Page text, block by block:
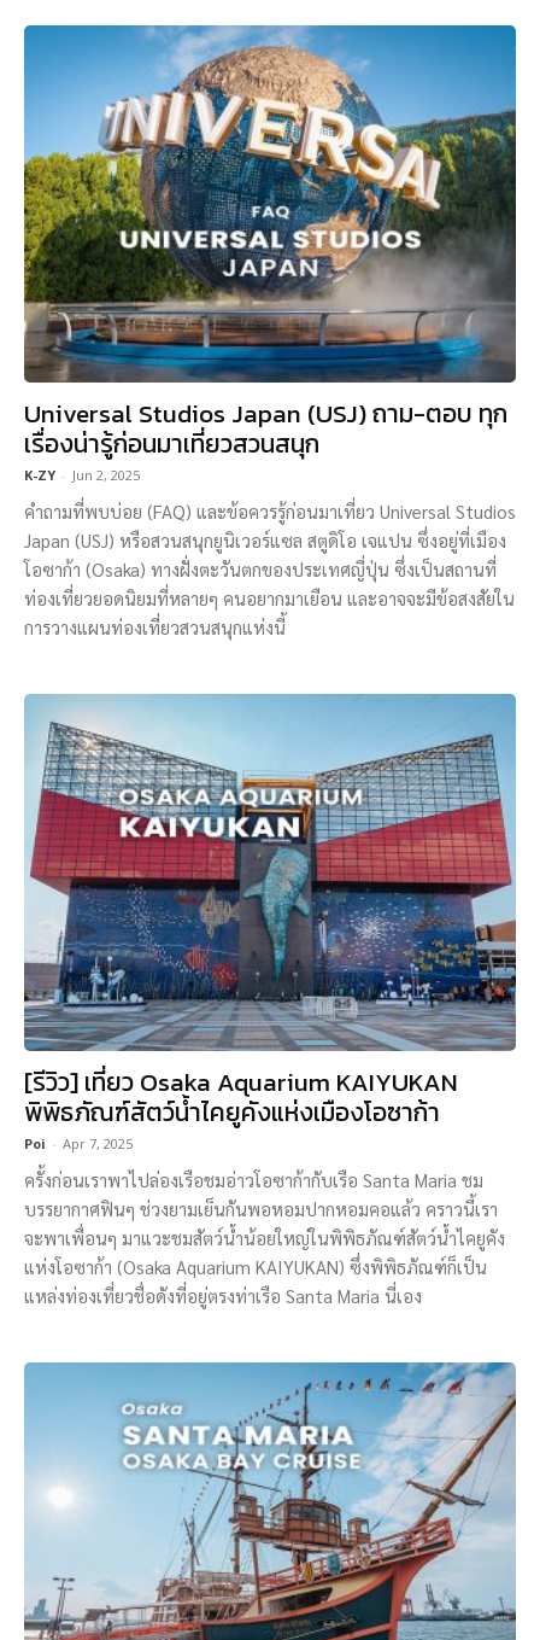
Universal Studios Japan (USJ) ถาม-ตอบ ทุก
เรื่องน่ารู้ก่อนมาเที่ยวสวนสนุก
K-ZY - Jun 2, 2025
คำถามที่พบบ่อย (FAQ) และข้อควรรู้ก่อนมาเที่ยว Universal Studios
Japan (USJ) หรือสวนสนุกยูนิเวอร์แซล สตูดิโอ เจแปน ซึ่งอยู่ที่เมือง
โอซาก้า (Osaka) ทางฝั่งตะวันตกของประเทศญี่ปุ่น ซึ่งเป็นสถานที่
ท่องเที่ยวยอดนิยมที่หลายๆ คนอยากมาเยือน และอาจจะมีข้อสงสัยใน
การวางแผนท่องเที่ยวสวนสนุกแห่งนี้
[รีวิว] เที่ยว Osaka Aquarium KAIYUKAN
พิพิธภัณฑ์สัตว์น้ำไคยูคังแห่งเมืองโอซาก้า
Poi - Apr 7, 2025
ครั้งก่อนเราพาไปล่องเรือชมอ่าวโอซาก้ากับเรือ Santa Maria ชม
บรรยากาศฟินๆ ช่วงยามเย็นกันพอหอมปากหอมคอแล้ว คราวนี้เรา
จะพาเพื่อนๆ มาแวะชมสัตว์น้ำน้อยใหญ่ในพิพิธภัณฑ์สัตว์น้ำไคยูคัง
แห่งโอซาก้า (Osaka Aquarium KAIYUKAN) ซึ่งพิพิธภัณฑ์ก็เป็น
แหล่งท่องเที่ยวชื่อดังที่อยู่ตรงท่าเรือ Santa Maria นี่เอง